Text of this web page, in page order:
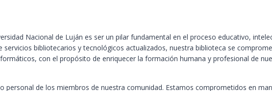
Nacional de Luján es ser un pilar fundamental en el proceso educativo,
bibliotecarios y tecnológicos actualizados, nuestra biblioteca se
con el propósito de enriquecer la formación humana y profesional de
de los miembros de nuestra comunidad. Estamos comprometidos en